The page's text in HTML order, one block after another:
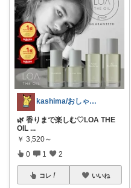
kashima/おしゃれ清潔感指南役
🌿 香りまで楽しむ♡LOA THE
OIL ...
￥ 3,520～
0 1 2
コレ いいね